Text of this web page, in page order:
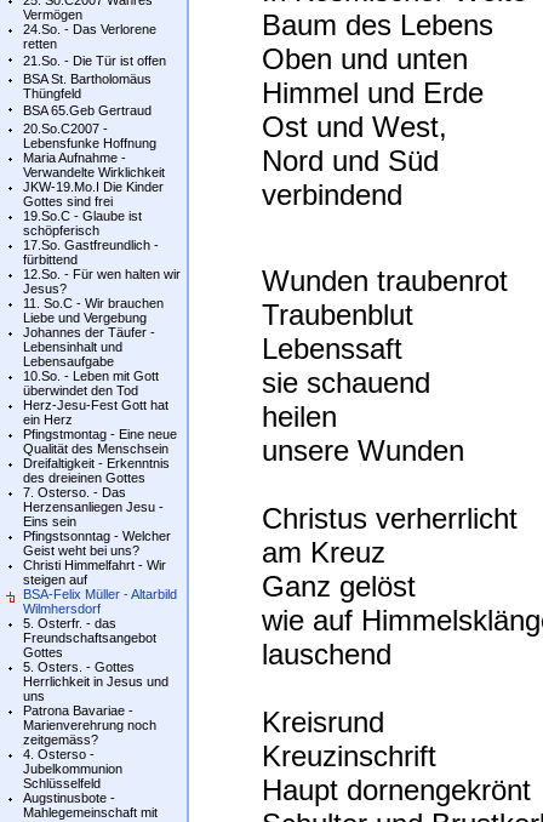
Vermögen
24.So. - Das Verlorene
retten
21.So. - Die Tür ist offen
BSA St. Bartholomäus
Thüngfeld
BSA 65.Geb Gertraud
20.So.C2007 -
Lebensfunke Hoffnung
Maria Aufnahme -
Verwandelte Wirklichkeit
JKW-19.Mo.I Die Kinder
Gottes sind frei
19.So.C - Glaube ist
schöpferisch
17.So. Gastfreundlich -
fürbittend
12.So. - Für wen halten wir
Jesus?
11. So.C - Wir brauchen
Liebe und Vergebung
Johannes der Täufer -
Lebensinhalt und
Lebensaufgabe
10.So. - Leben mit Gott
überwindet den Tod
Herz-Jesu-Fest Gott hat
ein Herz
Pfingstmontag - Eine neue
Qualität des Menschsein
Dreifaltigkeit - Erkenntnis
des dreieinen Gottes
7. Osterso. - Das
Herzensanliegen Jesu -
Eins sein
Pfingstsonntag - Welcher
Geist weht bei uns?
Christi Himmelfahrt - Wir
steigen auf
BSA-Felix Müller - Altarbild
Wilmhersdorf
5. Osterfr. - das
Freundschaftsangebot
Gottes
5. Osters. - Gottes
Herrlichkeit in Jesus und
uns
Patrona Bavariae -
Marienverehrung noch
zeitgemäss?
4. Osterso -
Jubelkommunion
Schlüsselfeld
Augstinusbote -
Mahlegemeinschaft mit
Baum des Lebens
Oben und unten
Himmel und Erde
Ost und West,
Nord und Süd
verbindend
Wunden traubenrot
Traubenblut
Lebenssaft
sie schauend
heilen
unsere Wunden
Christus verherrlicht
am Kreuz
Ganz gelöst
wie auf
lauschend
Kreisrund
Kreuzinschrift
Haupt dornengekrönt